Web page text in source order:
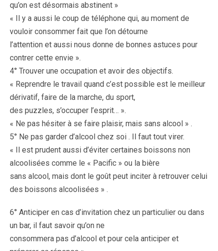
qu’on est désormais abstinent »
« Il y a aussi le coup de téléphone qui, au moment de
vouloir consommer fait que l’on détourne
l’attention et aussi nous donne de bonnes astuces pour
contrer cette envie ».
4° Trouver une occupation et avoir des objectifs.
« Reprendre le travail quand c’est possible est le meilleur
dérivatif, faire de la marche, du sport,
des puzzles, s’occuper l’esprit… ».
« Ne pas hésiter à se faire plaisir, mais sans alcool » .
5° Ne pas garder d’alcool chez soi . Il faut tout virer.
« Il est prudent aussi d’éviter certaines boissons non
alcoolisées comme le « Pacific » ou la bière
sans alcool, mais dont le goût peut inciter à retrouver celui
des boissons alcoolisées » .
6° Anticiper en cas d’invitation chez un particulier ou dans
un bar, il faut savoir qu’on ne
consommera pas d’alcool et pour cela anticiper et